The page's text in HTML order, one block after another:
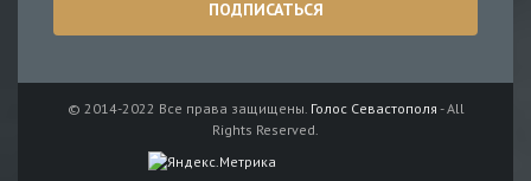
© 2014-2022 Все права защищены. Голос Севастополя - All
Rights Reserved.